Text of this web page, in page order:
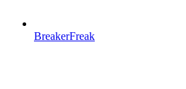
BreakerFreak